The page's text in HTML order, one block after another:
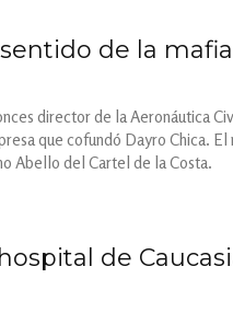
de la
director de la Aeronáutica
que cofundó Dayro Chica.
Abello del Cartel de la Costa.
de